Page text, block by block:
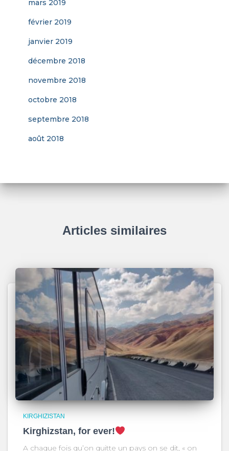
mars 2019
février 2019
janvier 2019
décembre 2018
novembre 2018
octobre 2018
septembre 2018
août 2018
Articles similaires
KIRGHIZISTAN
Kirghizstan, for ever!
A chaque fois qu’on quitte un pays on se dit, « on